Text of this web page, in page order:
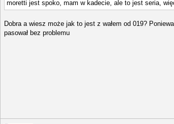
moretti jest spoko, mam w kadecie, ale to jest seria,
Dobra a wiesz może jak to jest z wałem od 019?
pasował bez problemu